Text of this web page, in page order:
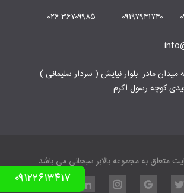
میدان مادر- بلوار نیایش ( سردار سلیمانی )
۰۹۱۲۲۶۱۳۴۱۷
متعلق به مجموعه بالابر سبحانی می باشد